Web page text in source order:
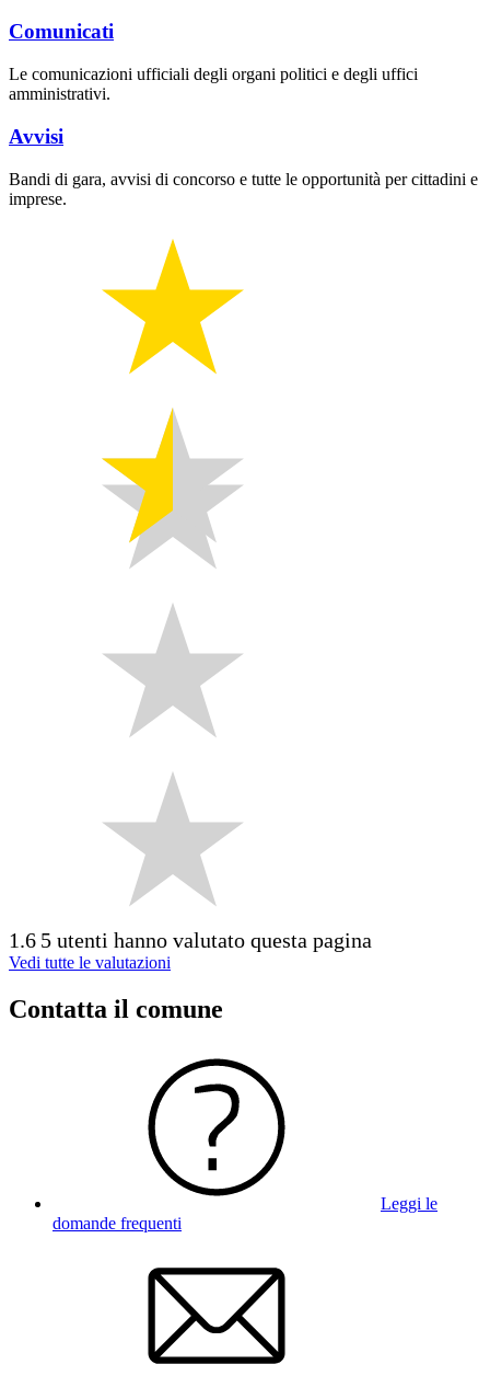
Comunicati
Le comunicazioni ufficiali degli organi politici e degli uffici
amministrativi.
Avvisi
Bandi di gara, avvisi di concorso e tutte le opportunità per cittadini e
imprese.
1.6 5 utenti hanno valutato questa pagina
Vedi tutte le valutazioni
Contatta il comune
Leggi le
domande frequenti